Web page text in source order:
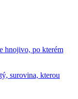
hnojivo, po kterém
surovina, kterou